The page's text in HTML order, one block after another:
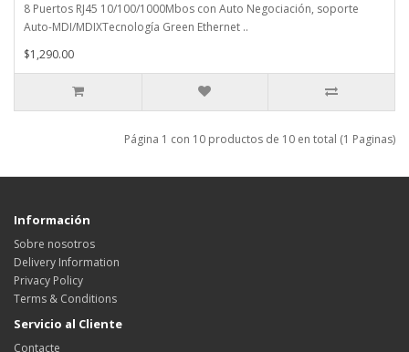
8 Puertos RJ45 10/100/1000Mbos con Auto Negociación, soporte
Auto-MDI/MDIXTecnología Green Ethernet ..
$1,290.00
Página 1 con 10 productos de 10 en total (1 Paginas)
Información
Sobre nosotros
Delivery Information
Privacy Policy
Terms & Conditions
Servicio al Cliente
Contacte